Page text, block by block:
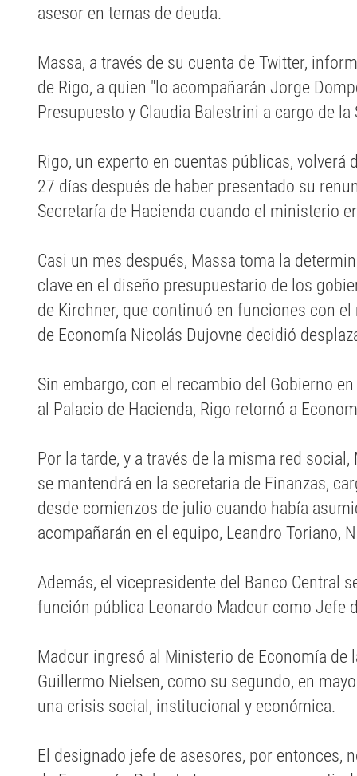
asesor en temas de deuda.
Massa, a través de su cuenta de Twitter,
de Rigo, a quien "lo acompañarán Jorge
Presupuesto y Claudia Balestrini a cargo de
Rigo, un experto en cuentas públicas, volverá
27 días después de haber presentado su
Secretaría de Hacienda cuando el ministerio
Casi un mes después, Massa toma la
clave en el diseño presupuestario de los
de Kirchner, que continuó en funciones con
de Economía Nicolás Dujovne decidió
Sin embargo, con el recambio del Gobierno
al Palacio de Hacienda, Rigo retornó a
Por la tarde, y a través de la misma red
se mantendrá en la secretaria de Finanzas,
desde comienzos de julio cuando había
acompañarán en el equipo, Leandro Toriano,
Además, el vicepresidente del Banco Central
función pública Leonardo Madcur como Jefe
Madcur ingresó al Ministerio de Economía de
Guillermo Nielsen, como su segundo, en
una crisis social, institucional y económica.
El designado jefe de asesores, por